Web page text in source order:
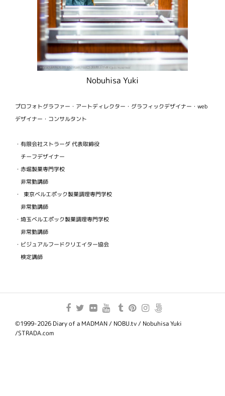
Nobuhisa Yuki
プロフォトグラファー・アートディレクター・グラフィックデザイナー・web
デザイナー・コンサルタント
・有限会社ストラーダ 代表取締役
チーフデザイナー
・赤堀製菓専門学校
非常勤講師
・ 東京ベルエポック製菓調理専門学校
非常勤講師
・埼玉ベルエポック製菓調理専門学校
非常勤講師
・ビジュアルフードクリエイター協会
検定講師
©1999-2026 Diary of a MADMAN / NOBU.tv / Nobuhisa Yuki
/STRADA.com